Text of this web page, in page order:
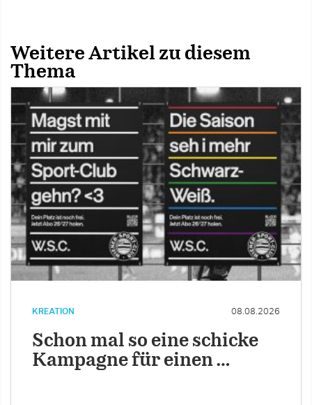
Weitere Artikel zu diesem
Thema
KREATION 08.08.2026
Schon mal so eine schicke
Kampagne für einen …